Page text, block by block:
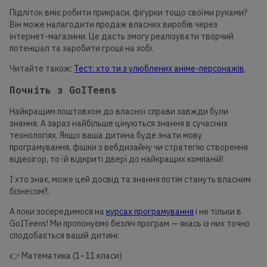
Підліток вміє робити прикраси, фігурки тощо своїми руками?
Він може налагодити продаж власних виробів через
інтернет-магазини. Це дасть змогу реалізувати творчий
потенціал та заробити гроші на хобі.
Читайте також: Тест: хто ти з улюблених аніме-персонажів.
Почніть з GoITeens
Найкращим поштовхом до власної справи завжди були
знання. А зараз найбільше цінуються знання в сучасних
технологіях. Якщо ваша дитина буде знати мову
програмування, фішки з вебдизайну чи стратегію створення
відеоігор, то їй відкриті двері до найкращих компаній!
І хто знає, може цей досвід та знання потім стануть власним
бізнесом?..
А поки зосередимося накурсах програмування і не тільки в
GoITeens! Ми пропонуємо безліч програм — якась із них точно
сподобається вашій дитині:
👉 Математика (1–11 класи)